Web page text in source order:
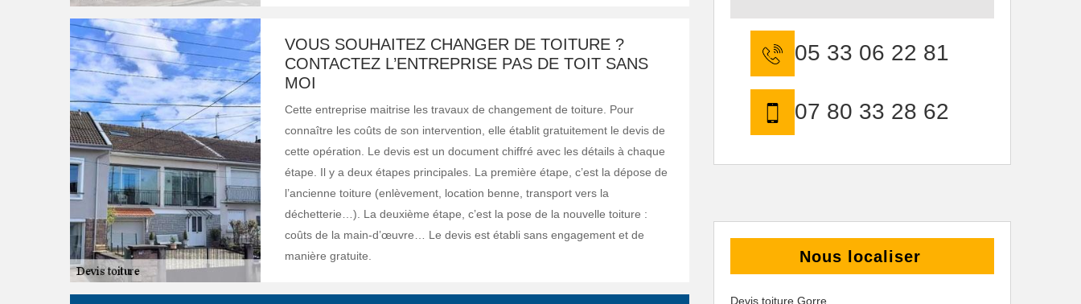
VOUS SOUHAITEZ CHANGER DE TOITURE ?
CONTACTEZ L’ENTREPRISE PAS DE TOIT SANS
MOI
Cette entreprise maitrise les travaux de changement de toiture. Pour
connaître les coûts de son intervention, elle établit gratuitement le devis de
cette opération. Le devis est un document chiffré avec les détails à chaque
étape. Il y a deux étapes principales. La première étape, c’est la dépose de
l’ancienne toiture (enlèvement, location benne, transport vers la
déchetterie…). La deuxième étape, c’est la pose de la nouvelle toiture :
coûts de la main-d’œuvre… Le devis est établi sans engagement et de
manière gratuite.
05 33 06 22 81
07 80 33 28 62
Nous localiser
Devis toiture Gorre